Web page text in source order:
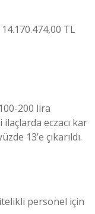
TL
200 lira
ilaçlarda eczacı kar
13’e çıkarıldı.
personel için